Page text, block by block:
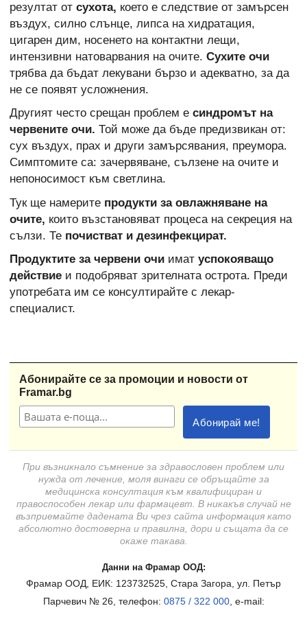
резултат от сухота, което е следствие от замърсен
въздух, силно слънце, липса на хидратация,
цигарен дим, носенето на контактни лещи,
интензивни натоварвания на очите. Сухите очи
трябва да бъдат лекувани бързо и адекватно, за да
не се появят усложнения.
Другият често срещан проблем е синдромът на
червените очи. Той може да бъде предизвикан от:
сух въздух, прах и други замърсявания, преумора.
Симптомите са: зачервяване, сълзене на очите и
непоносимост към светлина.
Тук ще намерите продукти за овлажняване на
очите, които възстановяват процеса на секреция на
сълзи. Те почистват и дезинфекцират.
Продуктите за червени очи имат успокояващо
действие и подобряват зрителната острота. Преди
употребата им се консултирайте с лекар-
специалист.
Абонирайте се за промоции и новости от
Framar.bg
При възникнало съмнение за здравословен проблем или
нужда от лечение, моля винаги се обръщайте за
медицинска консултация към квалифициран и
правоспособен лекар или фармацевт. В никакъв случай не
възприемайте дадената Ви чрез сайта информация като
абсолютно достоверна и правилна, дори и същата да се
окаже такава.
Данни на Фрамар ООД:
Фрамар ООД, ЕИК: 123732525, Стара Загора, ул. Петър
Парчевич № 26, телефон: 0875 / 322 000, e-mail: